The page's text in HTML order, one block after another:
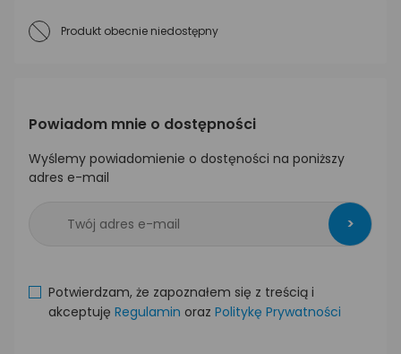
Produkt obecnie niedostępny
Powiadom mnie o dostępności
Wyślemy powiadomienie o dostęności na poniższy
adres e-mail
>
Potwierdzam, że zapoznałem się z treścią i
akceptuję Regulamin oraz Politykę Prywatności